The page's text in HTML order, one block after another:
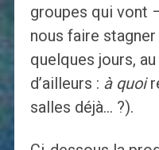
groupes qui vont
nous faire
quelques jours,
d’ailleurs : à quoi
salles déjà… ?).